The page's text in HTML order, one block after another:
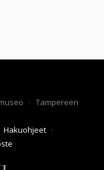
· Tampereen
Hakuohjeet ·